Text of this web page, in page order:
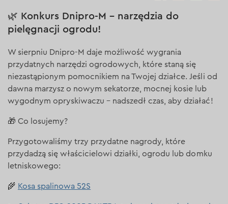
🌿 Konkurs Dnipro-M – narzędzia do
pielęgnacji ogrodu!
W sierpniu Dnipro-M daje możliwość wygrania
przydatnych narzędzi ogrodowych, które staną się
niezastąpionym pomocnikiem na Twojej działce. Jeśli od
dawna marzysz o nowym sekatorze, mocnej kosie lub
wygodnym opryskiwaczu – nadszedł czas, aby działać!
🎁 Co losujemy?
Przygotowaliśmy trzy przydatne nagrody, które
przydadzą się właścicielowi działki, ogrodu lub domku
letniskowego:
🌾 Kosa spalinowa 52S